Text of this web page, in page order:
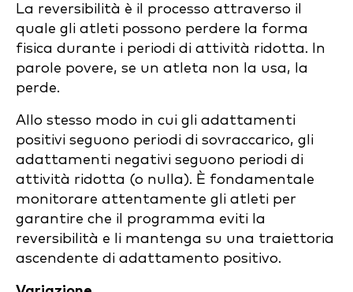
La reversibilità è il processo attraverso il
quale gli atleti possono perdere la forma
fisica durante i periodi di attività ridotta. In
parole povere, se un atleta non la usa, la
perde.
Allo stesso modo in cui gli adattamenti
positivi seguono periodi di sovraccarico, gli
adattamenti negativi seguono periodi di
attività ridotta (o nulla). È fondamentale
monitorare attentamente gli atleti per
garantire che il programma eviti la
reversibilità e li mantenga su una traiettoria
ascendente di adattamento positivo.